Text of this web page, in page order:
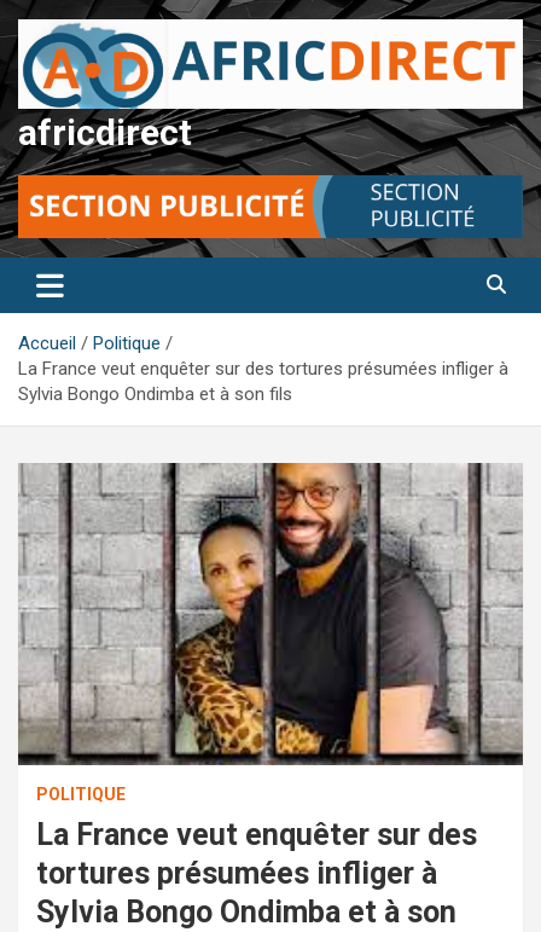
Aller
au
contenu
africdirect
Accueil
Politique
La France veut enquêter sur des tortures présumées infliger à
Sylvia Bongo Ondimba et à son fils
POLITIQUE
La France veut enquêter sur des
tortures présumées infliger à
Sylvia Bongo Ondimba et à son